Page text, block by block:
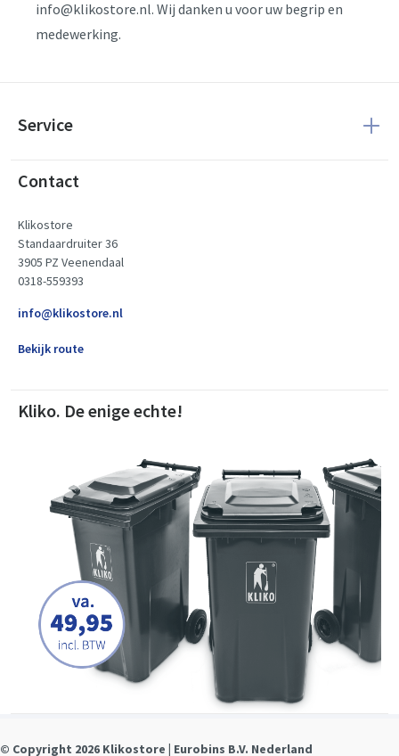
info@klikostore.nl. Wij danken u voor uw begrip en
medewerking.
Service
Contact
Klikostore
Standaardruiter 36
3905 PZ Veenendaal
0318-559393
info@klikostore.nl
Bekijk route
Kliko. De enige echte!
© Copyright 2026 Klikostore | Eurobins B.V. Nederland